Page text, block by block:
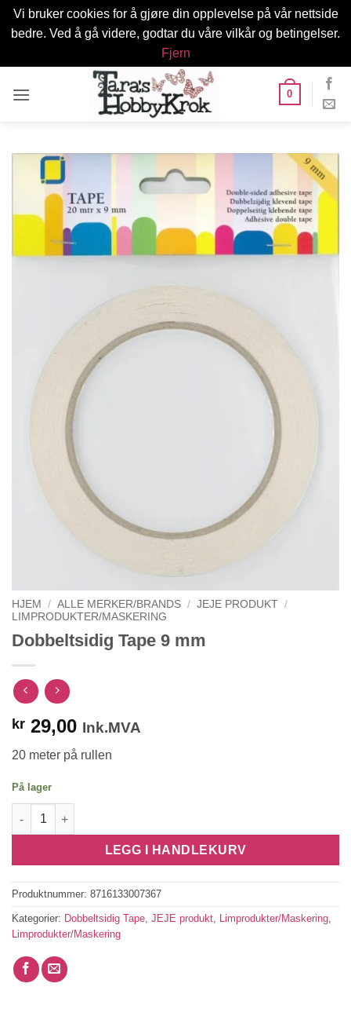
Vi bruker cookies for å gjøre din opplevelse på vår nettside
bedre. Ved å gå videre, godtar du våre vilkår og betingelser.
Fjern
0
HJEM / ALLE MERKER/BRANDS / JEJE PRODUKT /
LIMPRODUKTER/MASKERING
Dobbeltsidig Tape 9 mm
kr 29,00 Ink.MVA
20 meter på rullen
På lager
Dobbeltsidig Tape 9 mm antall
LEGG I HANDLEKURV
Produktnummer: 8716133007367
Kategorier: Dobbeltsidig Tape, JEJE produkt, Limprodukter/Maskering,
Limprodukter/Maskering